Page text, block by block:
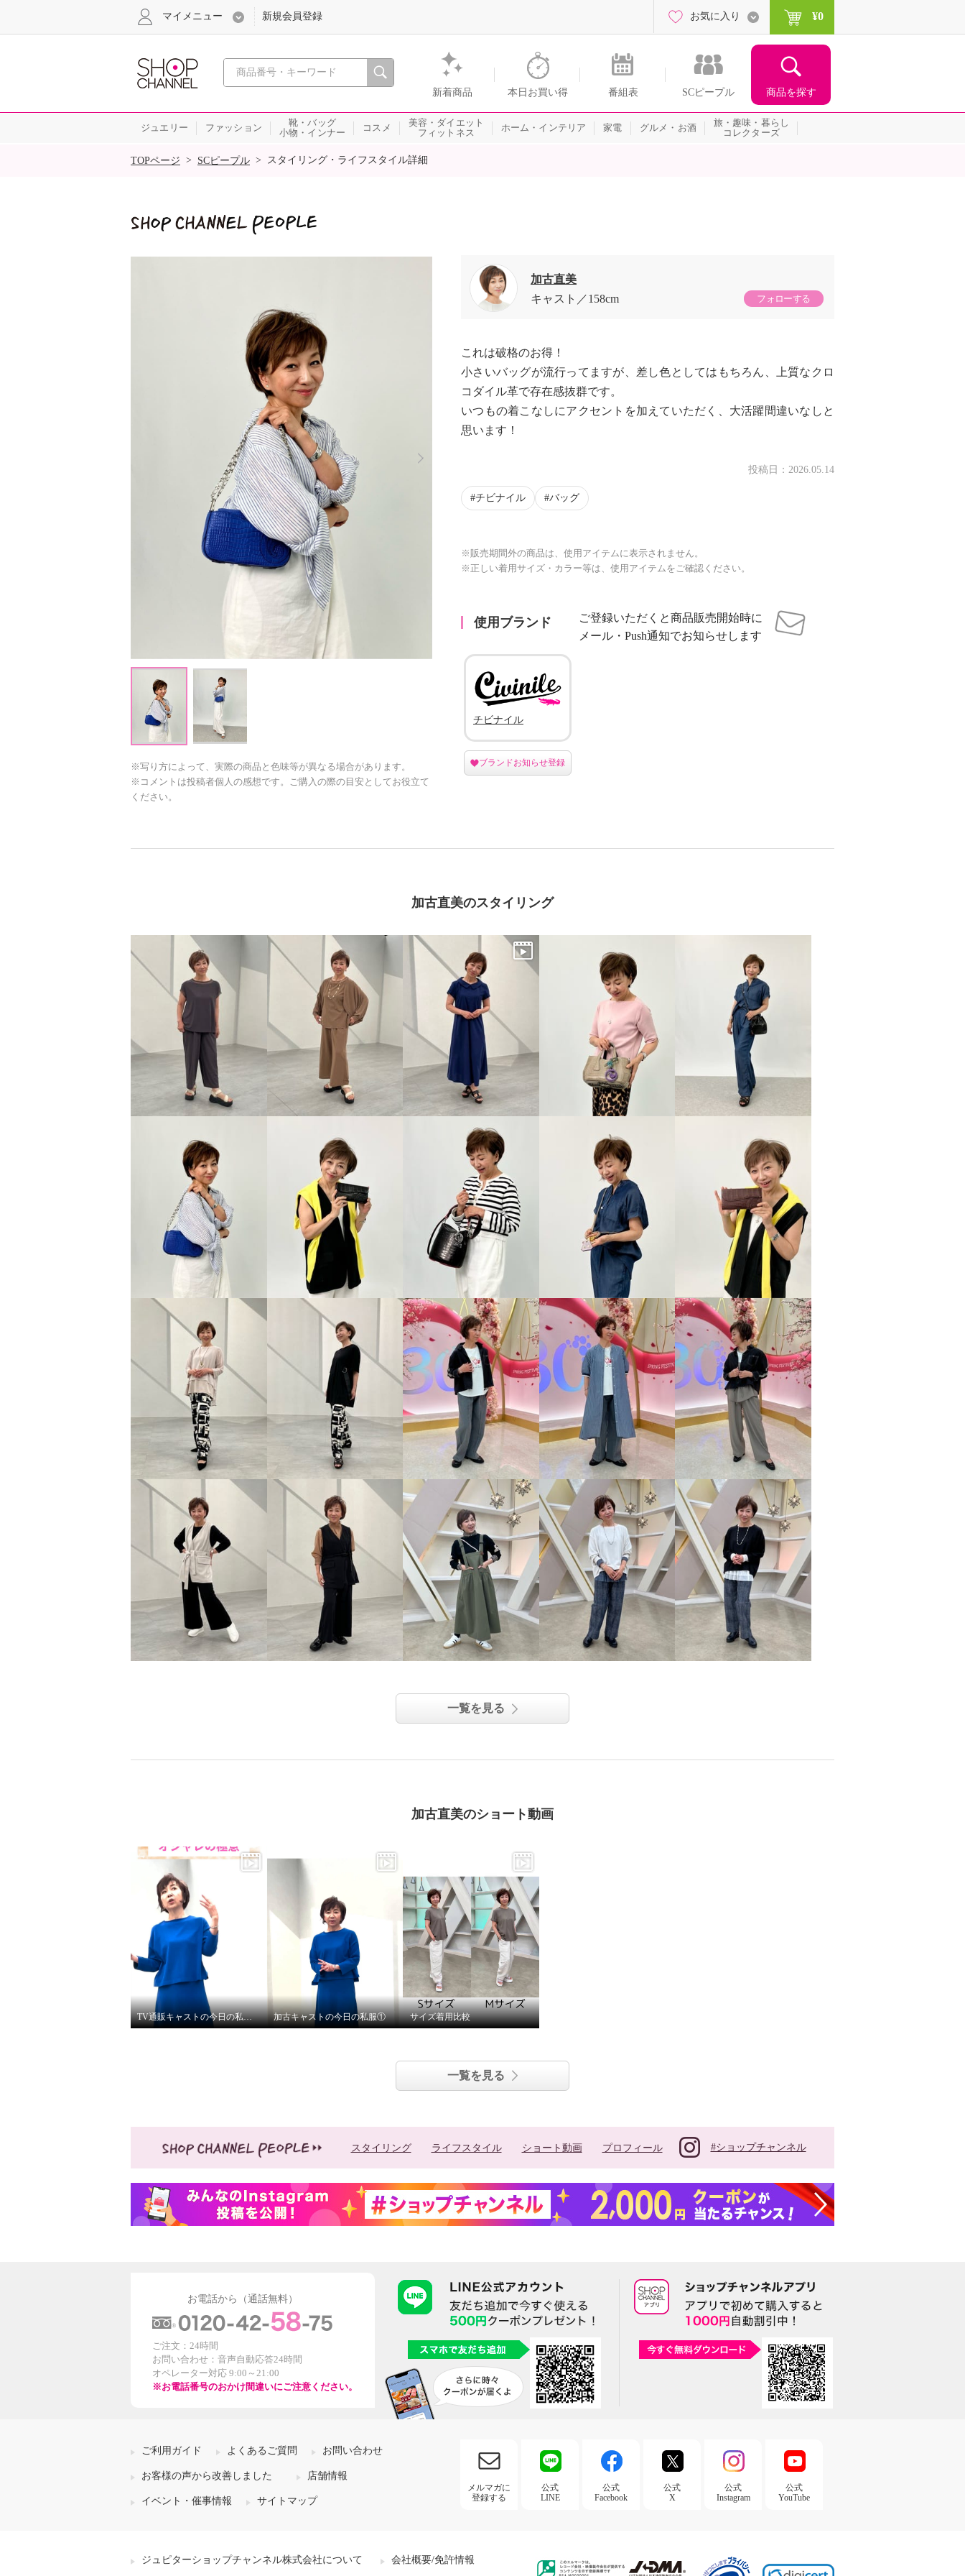
心おどる、瞬間を。通販・テレビショッピングのショップチャンネル
新着商品 本日お買い得 番組表 SCピープル 商品を探す
マイメニュー 新規会員登録 お気に入り ¥0
ジュエリー ファッション
靴・バッグ
小物・インナー
コスメ
美容・ダイエット
フィットネス
ホーム・インテリア 家電 グルメ・お酒
旅・趣味・暮らし
コレクターズ
SALE
TOPページ > SCピープル > スタイリング・ライフスタイル詳細
※写り方によって、実際の商品と色味等が異なる場合があります。
※コメントは投稿者個人の感想です。ご購入の際の目安としてお役立て
ください。
加古直美
キャスト
158cm フォローする
これは破格のお得！
小さいバッグが流行ってますが、差し色としてはもちろん、上質なクロ
コダイル革で存在感抜群です。
いつもの着こなしにアクセントを加えていただく、大活躍間違いなしと
思います！
投稿日： 2026.05.14
チビナイル バッグ
※販売期間外の商品は、使用アイテムに表示されません。
※正しい着用サイズ・カラー等は、使用アイテムをご確認ください。
使用ブランド
ご登録いただくと商品販売開始時に
メール・Push通知でお知らせします
チビナイル
ブランドお知らせ登録
加古直美のスタイリング
一覧を見る
加古直美のショート動画
TV通販キャストの今日の私服② 加古キャストの今日の私服① サイズ着用比較
一覧を見る
スタイリング ライフスタイル ショート動画 プロフィール #ショップチャンネル
お電話から（通話無料）
ご注文：24時間
お問い合わせ：音声自動応答24時間
オペレーター対応 9:00～21:00
※お電話番号のおかけ間違いにご注意ください。
ご利用ガイド よくあるご質問 お問い合わせ
お客様の声から改善しました 店舗情報
イベント・催事情報 サイトマップ
メルマガに
登録する
公式
LINE
公式
Facebook
公式
X
公式
Instagram
公式
YouTube
ジュピターショップチャンネル株式会社について 会社概要/免許情報